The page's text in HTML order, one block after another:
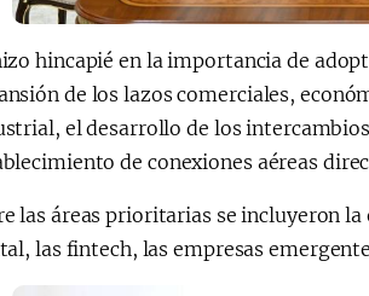
hincapié en la importancia de
de los lazos comerciales,
el desarrollo de los
de conexiones aéreas
las áreas prioritarias se incluyeron
las fintech, las empresas